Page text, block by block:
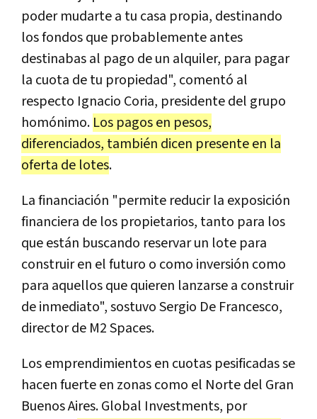
poder mudarte a tu casa propia, destinando
los fondos que probablemente antes
destinabas al pago de un alquiler, para pagar
la cuota de tu propiedad", comentó al
respecto Ignacio Coria, presidente del grupo
homónimo. Los pagos en pesos,
diferenciados, también dicen presente en la
oferta de lotes.
La financiación "permite reducir la exposición
financiera de los propietarios, tanto para los
que están buscando reservar un lote para
construir en el futuro o como inversión como
para aquellos que quieren lanzarse a construir
de inmediato", sostuvo Sergio De Francesco,
director de M2 Spaces.
Los emprendimientos en cuotas pesificadas se
hacen fuerte en zonas como el Norte del Gran
Buenos Aires. Global Investments, por